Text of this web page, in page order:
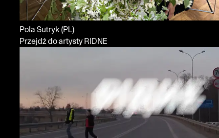
Pola Sutryk(PL)
Przejdź do artysty RIDNE